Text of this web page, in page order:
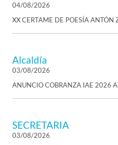
04/08/2026
XX CERTAME DE POESÍA ANTÓN
Alcaldía
03/08/2026
ANUNCIO COBRANZA IAE 2026
SECRETARIA
03/08/2026